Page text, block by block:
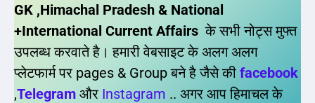
GK ,Himachal Pradesh & National
+International Current Affairs के सभी नोट्स मुफ्त
उपलब्ध करवाते है। हमारी वेबसाइट के अलग अलग
प्लेटफार्म पर pages & Group बने है जैसे की facebook
,Telegram और Instagram .. अगर आप हिमाचल के